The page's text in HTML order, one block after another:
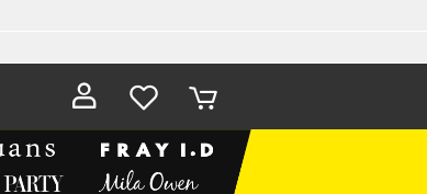
お気に入
り
カート